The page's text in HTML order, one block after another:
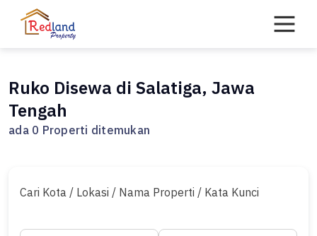
Ruko Disewa di Salatiga, Jawa
Tengah
ada 0 Properti ditemukan
Cari Kota / Lokasi / Nama Properti / Kata Kunci